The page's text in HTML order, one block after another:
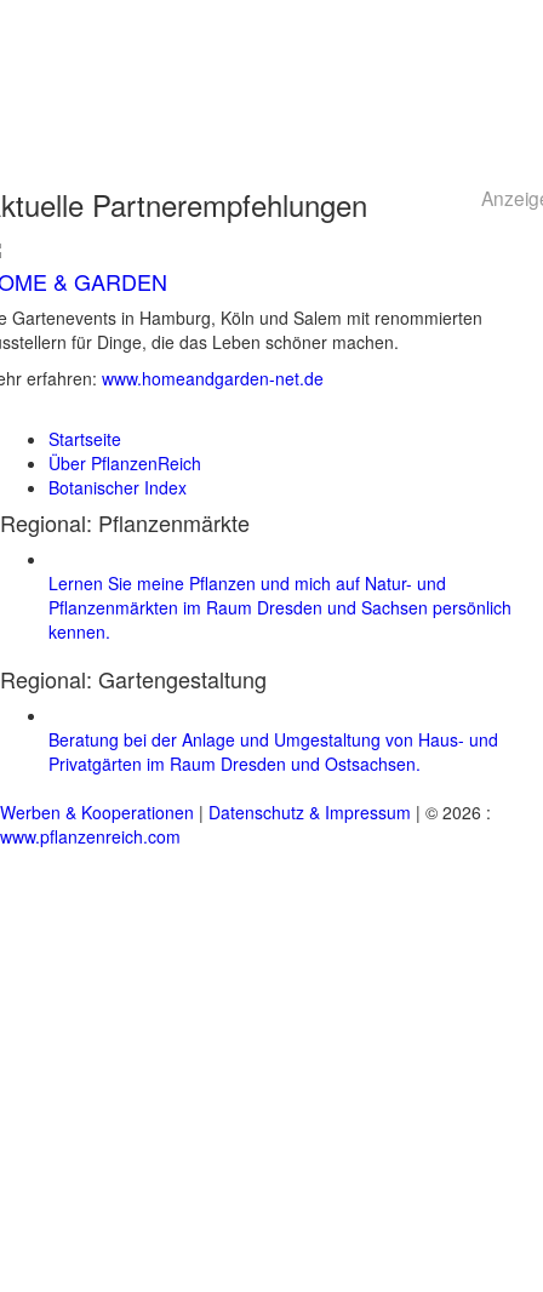
Partnerempfehlungen
& GARDEN
Gartenevents in Hamburg, Köln und Salem mit renommierten
für Dinge, die das Leben schöner machen.
erfahren: www.homeandgarden-net.de
Startseite
Über PflanzenReich
Botanischer Index
Regional: Pflanzenmärkte
Lernen Sie meine Pflanzen und mich auf Natur- und
Pflanzenmärkten im Raum Dresden und Sachsen persönlich
kennen.
Regional: Gartengestaltung
Beratung bei der Anlage und Umgestaltung von Haus- und
Privatgärten im Raum Dresden und Ostsachsen.
Werben & Kooperationen | Datenschutz & Impressum | © 2026 :
www.pflanzenreich.com